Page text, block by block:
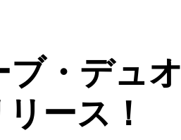
・デュオ
ース！